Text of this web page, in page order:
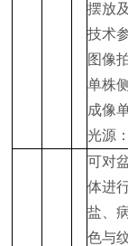
摆放
技术
图像
单株
成像
光源
可对
体进
盐、
色与